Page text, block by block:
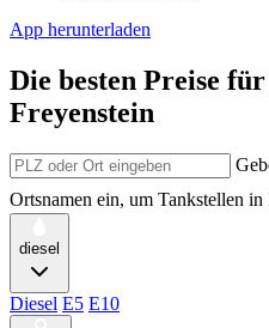
App herunterladen
Die besten Preise
Freyenstein
Ortsnamen ein, um Tankstellen
diesel
Diesel E5 E10